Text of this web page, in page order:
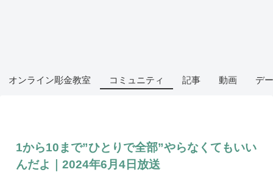
オンライン彫金教室 コミュニティ 記事 動画 デ
1から10まで”ひとりで全部”やらなくてもいい
んだよ｜2024年6月4日放送